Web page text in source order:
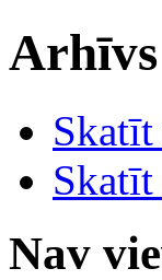
Arhīvs
Nav